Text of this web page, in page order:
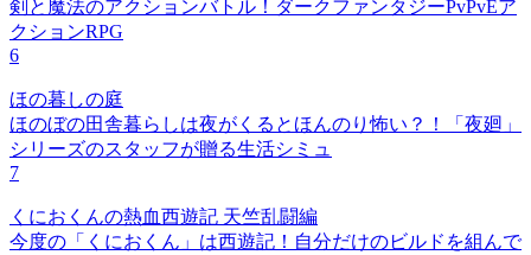
剣と魔法のアクションバトル！ダークファンタジーPvPvEア
クションRPG
6
ほの暮しの庭
ほのぼの田舎暮らしは夜がくるとほんのり怖い？！「夜廻」
シリーズのスタッフが贈る生活シミュ
7
くにおくんの熱血西遊記 天竺乱闘編
今度の「くにおくん」は西遊記！自分だけのビルドを組んで